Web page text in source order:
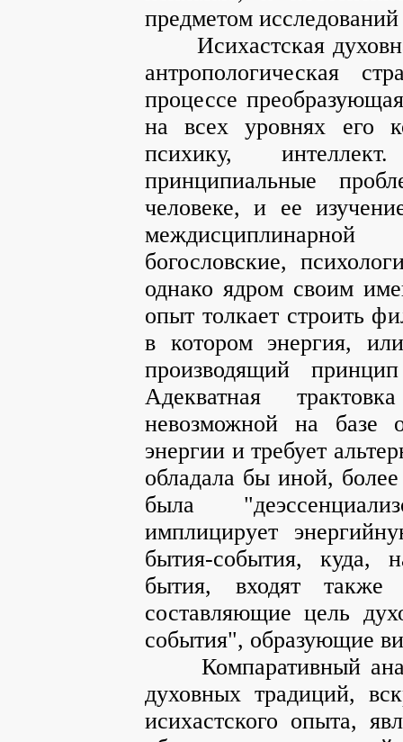
предметом
Исихастская
антропологическая
процессе
на всех уровнях его
психику,
принципиальные
человеке, и ее
богословские,
однако ядром своим
опыт толкает строить
в котором энергия,
производящий
Адекватная
невозможной на базе
энергии и требует
обладала бы иной,
была
имплицирует
бытия-события, куда,
бытия, входят также
составляющие цель
события", образующие
Компаративный
духовных традиций,
исихастского опыта,